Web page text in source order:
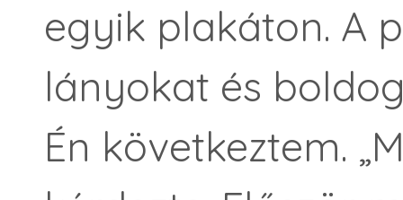
egyik plakáton. A
lányokat és
Én következtem.